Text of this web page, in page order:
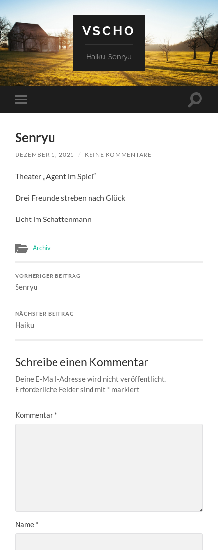
VSCHO
Haiku-Senryu
Mobile-
Menü
Senryu
DEZEMBER 5, 2025 / KEINE KOMMENTARE
Theater „Agent im Spiel“
Drei Freunde streben nach Glück
Licht im Schattenmann
Archiv
VORHERIGER BEITRAG
Senryu
NÄCHSTER BEITRAG
Haiku
Schreibe einen Kommentar
Deine E-Mail-Adresse wird nicht veröffentlicht.
Erforderliche Felder sind mit * markiert
Kommentar *
Name *